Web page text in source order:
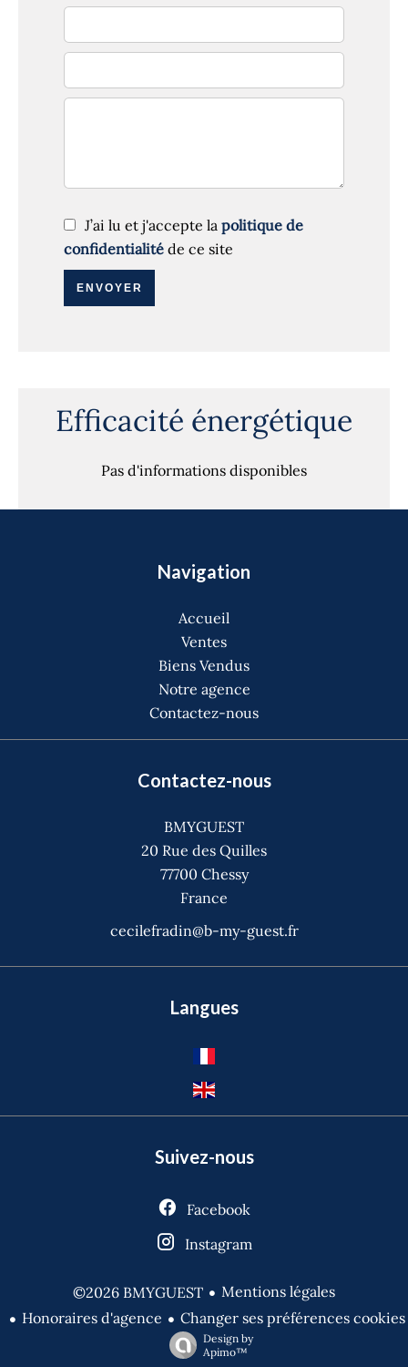
J’ai lu et j'accepte la politique de
confidentialité de ce site
ENVOYER
Efficacité énergétique
Pas d'informations disponibles
Navigation
Accueil
Ventes
Biens Vendus
Notre agence
Contactez-nous
Contactez-nous
BMYGUEST
20 Rue des Quilles
77700 Chessy
France
cecilefradin@b-my-guest.fr
Langues
Suivez-nous
Facebook
Instagram
©2026 BMYGUEST
Mentions légales
Honoraires d'agence
Changer ses préférences cookies
Design by
Apimo™